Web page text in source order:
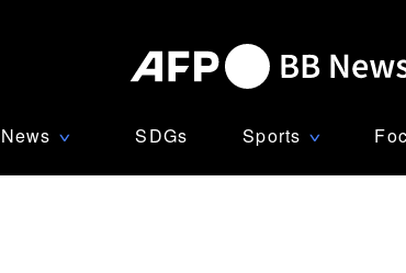
News ∨ SDGs Sports ∨